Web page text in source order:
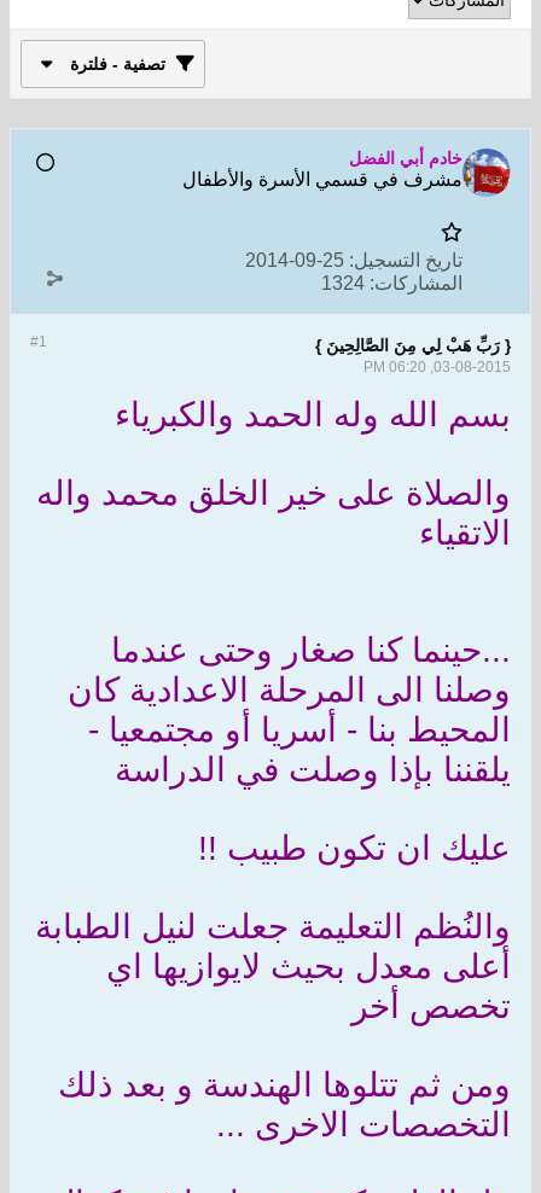
تصفية - فلترة
خادم أبي الفضل
مشرف في قسمي الأسرة والأطفال
تاريخ التسجيل: 25-09-2014
المشاركات: 1324
#1 { رَبِّ هَبْ لِي مِنَ الصَّالِحِينَ }
03-08-2015, 06:20 PM
بسم الله وله الحمد والكبرياء
والصلاة على خير الخلق محمد واله
الاتقياء
...حينما كنا صغار وحتى عندما
وصلنا الى المرحلة الاعدادية كان
المحيط بنا - أسريا أو مجتمعيا -
يلقننا بإذا وصلت في الدراسة
عليك ان تكون طبيب !!
والنُظم التعليمة جعلت لنيل الطبابة
أعلى معدل بحيث لايوازيها اي
تخصص أخر
ومن ثم تتلوها الهندسة و بعد ذلك
التخصصات الاخرى ...